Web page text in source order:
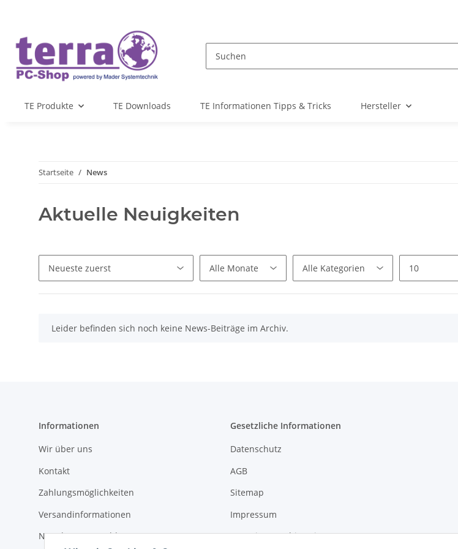
TE Produkte TE Downloads TE Informationen Tipps & Tricks Hersteller
Startseite News
Aktuelle Neuigkeiten
xLeider befinden sich noch keine News-Beiträge im Archiv.
Informationen
Wir über uns
Kontakt
Zahlungsmöglichkeiten
Versandinformationen
Newsletter Anmeldung
Gesetzliche Informationen
Datenschutz
AGB
Sitemap
Impressum
Batteriegesetzhinweise